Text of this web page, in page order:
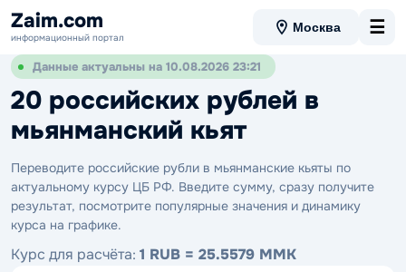
Zaim.com
информационный портал
Москва ☰
Данные актуальны на 10.08.2026 23:21
20 российских рублей в
мьянманский кьят
Переводите российские рубли в мьянманские кьяты по
актуальному курсу ЦБ РФ. Введите сумму, сразу получите
результат, посмотрите популярные значения и динамику
курса на графике.
Курс для расчёта: 1 RUB = 25.5579 MMK